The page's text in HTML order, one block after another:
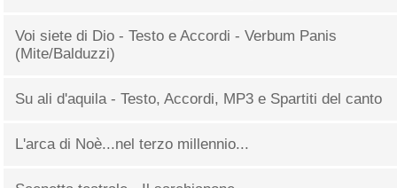
Voi siete di Dio - Testo e Accordi - Verbum Panis
(Mite/Balduzzi)
Su ali d'aquila - Testo, Accordi, MP3 e Spartiti del canto
L'arca di Noè...nel terzo millennio...